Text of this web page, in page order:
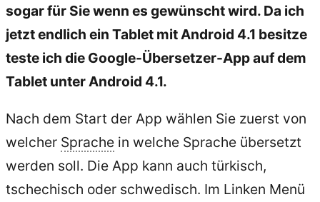
sogar für Sie wenn es gewünscht wird. Da ich
jetzt endlich ein Tablet mit Android 4.1 besitze
teste ich die Google-Übersetzer-App auf dem
Tablet unter Android 4.1.
Nach dem Start der App wählen Sie zuerst von
welcher Sprache in welche Sprache übersetzt
werden soll. Die App kann auch türkisch,
tschechisch oder schwedisch. Im Linken Menü